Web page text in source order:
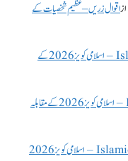
اقوال زریں – عظیم شخصیات کے
Islamic Quiz 2026 In Urdu – اسلامی کویز 2026 کے
Islamic Quiz 2026 In Urdu – اسلامی کویز 2026 کے مقابلہ
Islamic Quiz 2026 In Urdu – اسلامی کویز 2026